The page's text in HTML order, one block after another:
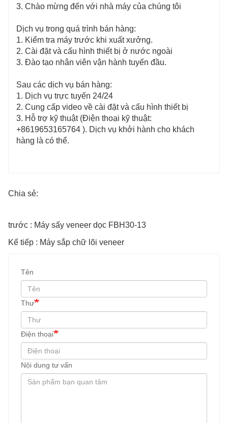
3. Chào mừng đến với nhà máy của chúng tôi
Dịch vụ trong quá trình bán hàng:
1. Kiểm tra máy trước khi xuất xưởng.
2. Cài đặt và cấu hình thiết bị ở nước ngoài
3. Đào tạo nhân viên vận hành tuyến đầu.
Sau các dịch vụ bán hàng:
1. Dịch vụ trực tuyến 24/24
2. Cung cấp video về cài đặt và cấu hình thiết bị
3. Hỗ trợ kỹ thuật (Điện thoại kỹ thuật:
+8619653165764 ). Dịch vụ khởi hành cho khách
hàng là có thể.
Chia sẻ:
trước : Máy sấy veneer dọc FBH30-13
Kế tiếp : Máy sắp chữ lõi veneer
Tên
Thư
Điện thoại
Nội dung tư vấn